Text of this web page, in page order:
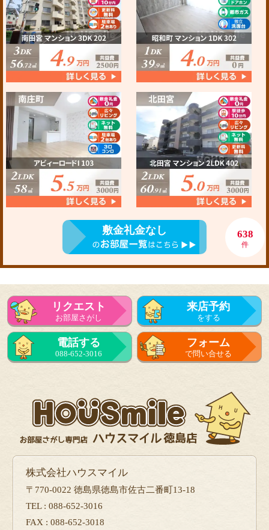
敷金礼金なし 638
件
リクエスト
お部屋さがし
来店予約
をする
電話する
088-652-3016
フォーム
で問い合せる
株式会社ハウスマイル
〒770-0022 徳島県徳島市佐古二番町13-18
TEL : 088-652-3016
FAX : 088-652-3018